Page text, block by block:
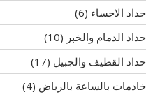
حداد الاحساء (6)
حداد الدمام والخبر (10)
حداد القطيف والجبيل (17)
خادمات بالساعة بالرياض (4)